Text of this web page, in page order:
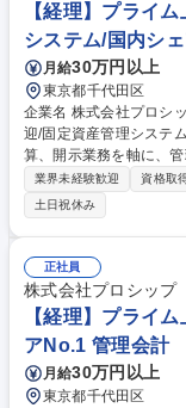
ア】AWS/週3リモート/
【経理】プライ
システム/国内シ
月給30万円以上
東京都千代田区
企業名 株式会社プロシップ 求人名 【経理】プライム上場/ポテ
迎/固定資産管理システム/国内シェアNo.1
算、開示業務を軸に、
告書作成等の開示業務
戦可！ ★経理として対応業務の幅を広げていきたい方におすすめ！★ ■決
算業務（月次、四半期
価管理など） ■有価証
-SOXも含む） 募集職種 【経理】プライム上場/ポテンシャル歓迎/固定資
産管理システム/国内シ
業界未経験歓迎 資格取
土日祝休み
正社員
株式会社プロシップ
【経理】プライ
アNo.1 管理会計
月給30万円以上
東京都千代田区